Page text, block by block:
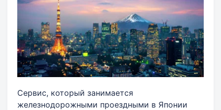
Сервис, который занимается
железнодорожными проездными в Японии